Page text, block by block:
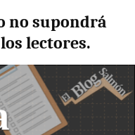
no supondrá
lectores.